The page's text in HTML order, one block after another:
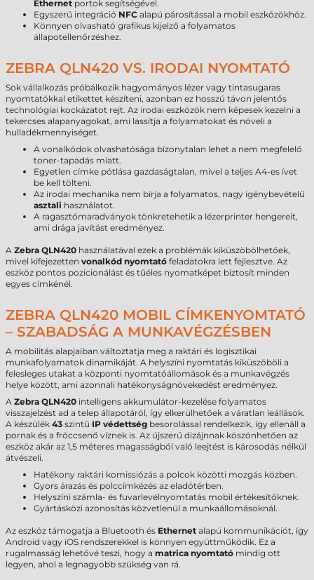
Ethernet portok segítségével.
Egyszerű integráció NFC alapú párosítással a mobil eszközökhöz.
Könnyen olvasható grafikus kijelző a folyamatos
állapotellenőrzéshez.
ZEBRA QLN420 VS. IRODAI NYOMTATÓ
Sok vállalkozás próbálkozik hagyományos lézer vagy tintasugaras
nyomtatókkal etikettet készíteni, azonban ez hosszú távon jelentős
technológiai kockázatot rejt. Az irodai eszközök nem képesek kezelni a
tekercses alapanyagokat, ami lassítja a folyamatokat és növeli a
hulladékmennyiséget.
A vonalkódok olvashatósága bizonytalan lehet a nem megfelelő
toner-tapadás miatt.
Egyetlen címke pótlása gazdaságtalan, mivel a teljes A4-es ívet
be kell tölteni.
Az irodai mechanika nem bírja a folyamatos, nagy igénybevételű
asztali használatot.
A ragasztómaradványok tönkretehetik a lézerprinter hengereit,
ami drága javítást eredményez.
A Zebra QLN420 használatával ezek a problémák kiküszöbölhetőek,
mivel kifejezetten vonalkód nyomtató feladatokra lett fejlesztve. Az
eszköz pontos pozicionálást és tűéles nyomatképet biztosít minden
egyes címkénél.
ZEBRA QLN420 MOBIL CÍMKENYOMTATÓ
– SZABADSÁG A MUNKAVÉGZÉSBEN
A mobilitás alapjaiban változtatja meg a raktári és logisztikai
munkafolyamatok dinamikáját. A helyszíni nyomtatás kiküszöböli a
felesleges utakat a központi nyomtatóállomások és a munkavégzés
helye között, ami azonnali hatékonyságnövekedést eredményez.
A Zebra QLN420 intelligens akkumulátor-kezelése folyamatos
visszajelzést ad a telep állapotáról, így elkerülhetőek a váratlan leállások.
A készülék 43 szintű IP védettség besorolással rendelkezik, így ellenáll a
pornak és a fröccsenő víznek is. Az újszerű dizájnnak köszönhetően az
eszköz akár az 1,5 méteres magasságból való leejtést is károsodás nélkül
átvészeli.
Hatékony raktári komissiózás a polcok közötti mozgás közben.
Gyors árazás és polccímkézés az eladótérben.
Helyszíni számla- és fuvarlevélnyomtatás mobil értékesítőknek.
Gyártásközi azonosítás közvetlenül a munkaállomásoknál.
Az eszköz támogatja a Bluetooth és Ethernet alapú kommunikációt, így
Android vagy iOS rendszerekkel is könnyen együttműködik. Ez a
rugalmasság lehetővé teszi, hogy a matrica nyomtató mindig ott
legyen, ahol a legnagyobb szükség van rá.